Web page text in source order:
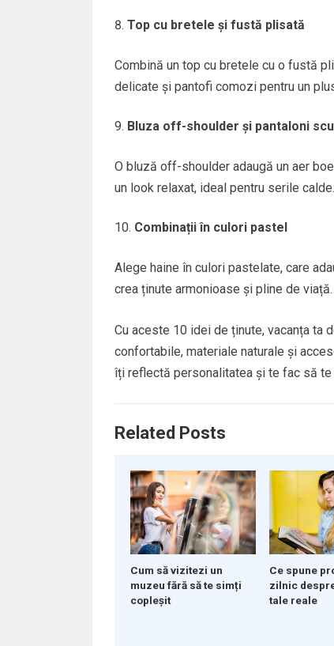
Top cu bretele și fustă plisată
Combină un top cu bretele cu o fustă
delicate și pantofi comozi pentru un
Bluza off-shoulder și pantaloni
O bluză off-shoulder adaugă un aer
un look relaxat, ideal pentru serile calde.
Combinații în culori pastel
Alege haine în culori pastelate, care
crea ținute armonioase și pline de viață.
Cu aceste 10 idei de ținute, vacanța ta
confortabile, materiale naturale și
îți reflectă personalitatea și te fac să
Related Posts
Cum să vizitezi un
muzeu fără să te simți
copleșit
Ce spune
zilnic
tale reale